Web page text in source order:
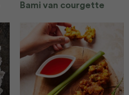
Bami van courgette